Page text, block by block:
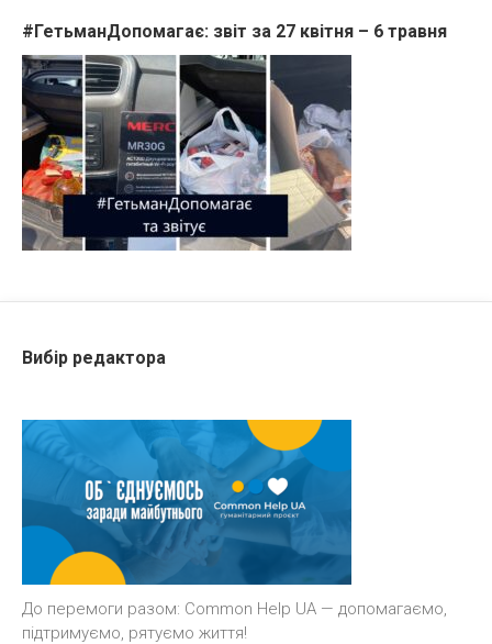
#ГетьманДопомагає: звіт за 27 квітня – 6 травня
Вибір редактора
До перемоги разом: Common Help UA — допомагаємо,
підтримуємо, рятуємо життя!